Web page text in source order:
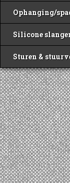
Ophanging/
Silicone
Sturen &